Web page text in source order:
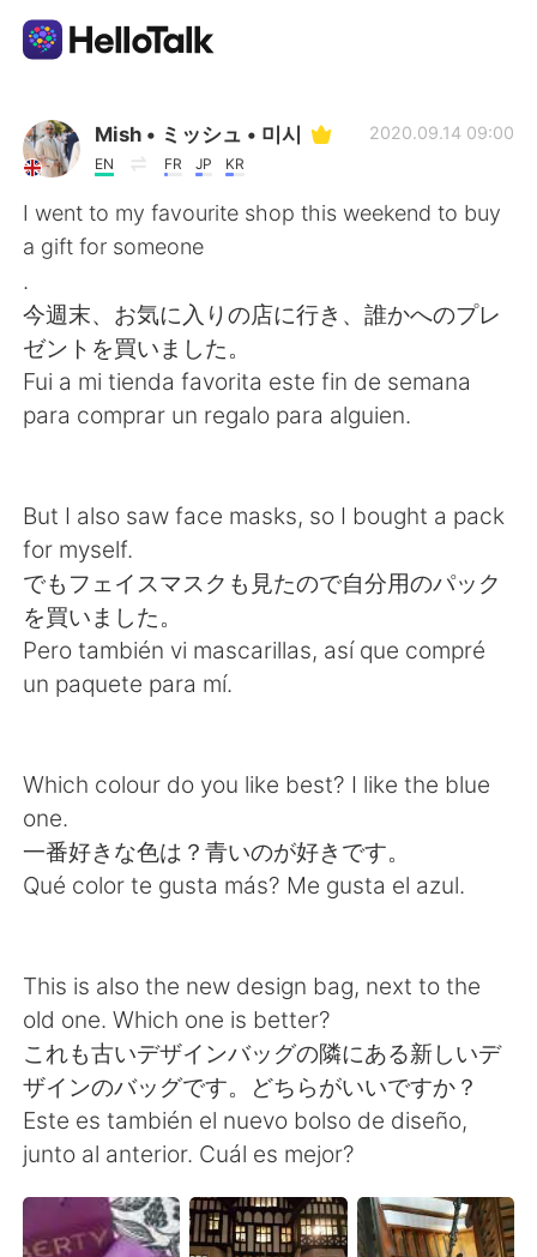
Appli d'échange linguistique
AI Grammar Checker
Français
English 简体中文
繁體中文 Español
日本語
Русский
Indonesia Italiano
Português
Mish • ミッシュ • 미시
EN FR JP KR
2020.09.14 09:00
I went to my favourite shop this weekend to buy
a gift for someone
.
今週末、お気に入りの店に行き、誰かへのプレ
ゼントを買いました。
Fui a mi tienda favorita este fin de semana
para comprar un regalo para alguien.
But I also saw face masks, so I bought a pack
for myself.
でもフェイスマスクも見たので自分用のパック
を買いました。
Pero también vi mascarillas, así que compré
un paquete para mí.
Which colour do you like best? I like the blue
one.
一番好きな色は？青いのが好きです。
Qué color te gusta más? Me gusta el azul.
This is also the new design bag, next to the
old one. Which one is better?
これも古いデザインバッグの隣にある新しいデ
ザインのバッグです。どちらがいいですか？
Este es también el nuevo bolso de diseño,
junto al anterior. Cuál es mejor?